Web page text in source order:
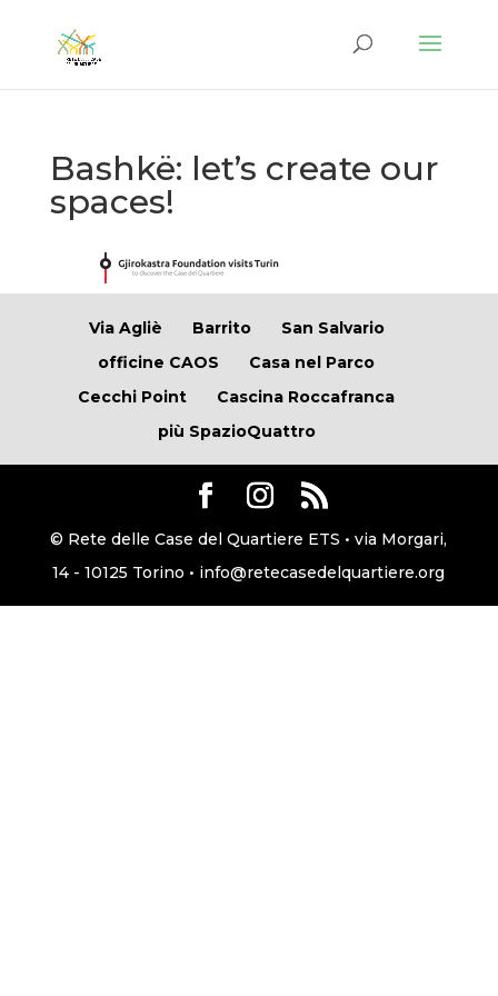
Bashkë: let’s create our
spaces!
Via Agliè Barrito
San Salvario
officine CAOS
Casa nel Parco
Cecchi Point
Cascina Roccafranca
più SpazioQuattro
© Rete delle Case del Quartiere ETS • via Morgari,
14 - 10125 Torino • info@retecasedelquartiere.org